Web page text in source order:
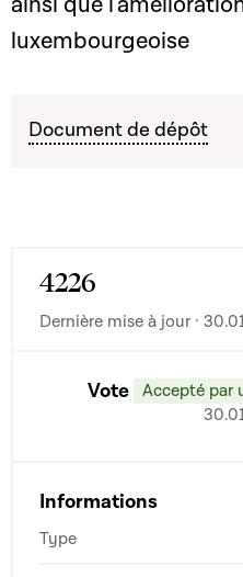
luxembourgeoise
Document de dépôt
4226
Dernière mise à jour ·
Vote Accepté par
Informations
Type